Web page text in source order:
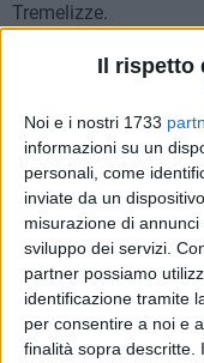
Il rispetto
Noi e i nostri 1733
informazioni su un
personali, come
inviate da un
misurazione di
sviluppo dei servizi.
partner possiamo
identificazione tramite
per consentire a noi e
finalità sopra descritte.
Tremelizze.
Domenica 22
(Basilica
premiazione del
attraverso le
Comitato.
Ecco i nomi degli
alfabetico, ai quali
Carmela
Roberto De